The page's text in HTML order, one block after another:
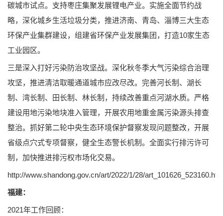
碳城市试点。支持枣庄集聚发展锂电产业。实施全面节约战
略，深化城乡生活垃圾分类，推进济南、青岛、淄博三大生态
环保产业集群建设，组建省环保产业发展集团，打造10家生态
工业园区。
三是深入打好污染防治攻坚战。深化秋冬季大气污染综合治理
攻坚，推进清洁取暖通道城市应改尽改。完善河长制、湖长
制、湾长制、田长制、林长制，持续改善重点河湖水质。严格
建设用地污染地块准入管理，开展农用地重金属污染源头排查
整治。抓好第二轮中央生态环境保护督察发现问题整改，开展
省级点穴式专项督察，健全生态警长机制。全面实行排污许可
制，加快推进排污权市场化交易。
http://www.shandong.gov.cn/art/2022/1/28/
福建：
2021年工作回顾：